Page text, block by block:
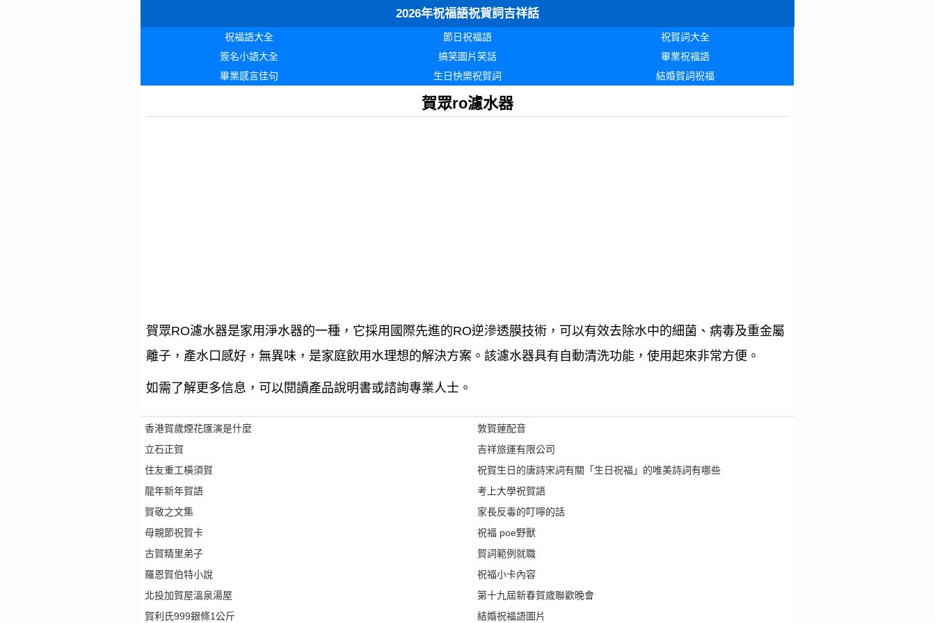
2026年祝福語祝賀詞吉祥話
祝福語大全 節日祝福語
祝賀詞大全
簽名小語大全
搞笑圖片笑話
畢業祝福語
畢業感言佳句
生日快樂祝賀詞 結婚賀詞祝福
賀眾ro濾水器
賀眾RO濾水器是家用淨水器的一種，它採用國際先進的RO逆滲透膜技術，可以有效去除水中的細菌、病毒及重金屬
離子，產水口感好，無異味，是家庭飲用水理想的解決方案。該濾水器具有自動清洗功能，使用起來非常方便。
如需了解更多信息，可以閱讀產品說明書或諮詢專業人士。
香港賀歲煙花匯演是什麼
立石正賀
住友重工橫須賀
龍年新年賀語
賀敬之文集
母親節祝賀卡
古賀精里弟子
羅恩賀伯特小說
北投加賀屋溫泉湯屋
賀利氏999銀條1公斤
敦賀蓮配音
吉祥旅運有限公司
祝賀生日的唐詩宋詞有關「生日祝福」的唯美詩詞有哪些
考上大學祝賀語
家長反毒的叮嚀的話
祝福 poe野獸
賀詞範例就職
祝福小卡內容
第十九屆新春賀歲聯歡晚會
結婚祝福語圖片